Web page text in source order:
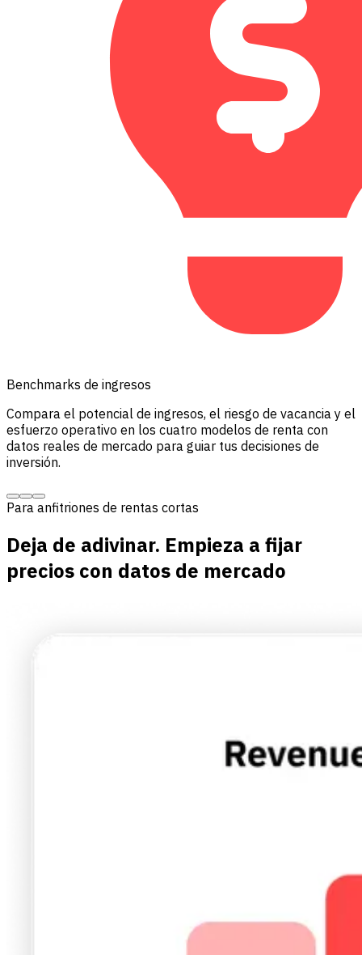
Benchmarks de ingresos
Compara el potencial de ingresos, el riesgo de vacancia y el
esfuerzo operativo en los cuatro modelos de renta con
datos reales de mercado para guiar tus decisiones de
inversión.
Para anfitriones de rentas cortas
Deja de adivinar. Empieza a fijar
precios con datos de mercado